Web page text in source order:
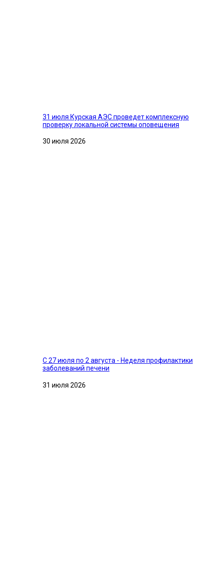
31 июля Курская АЭС проведет комплексную
проверку локальной системы оповещения
30 июля 2026
С 27 июля по 2 августа - Неделя профилактики
заболеваний печени
31 июля 2026